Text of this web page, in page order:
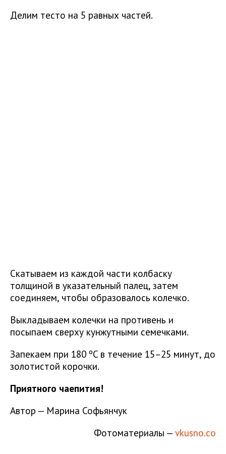
Делим тесто на 5 равных частей.
Скатываем из каждой части колбаску
толщиной в указательный палец, затем
соединяем, чтобы образовалось колечко.
Выкладываем колечки на противень и
посыпаем сверху кунжутными семечками.
Запекаем при 180 ºC в течение 15–25 минут, до
золотистой корочки.
Приятного чаепития!
Автор — Марина Софьянчук
Фотоматериалы — vkusno.co